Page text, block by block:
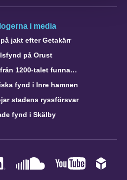
i media
jakt efter Getakärr
på Orust
1200-talet funna…
fynd i Inre hamnen
stadens ryssförsvar
fynd i Skälby